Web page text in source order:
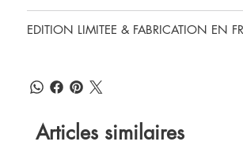
EDITION LIMITEE & FABRICATION EN
Articles similaires